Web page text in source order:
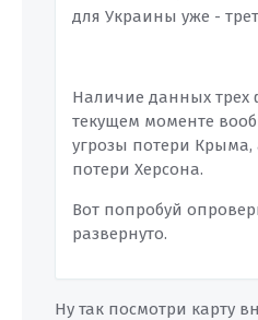
для Украины уже -
Наличие данных трех
текущем моменте
угрозы потери
потери Херсона.
Вот попробуй
развернуто.
Ну так посмотри карту